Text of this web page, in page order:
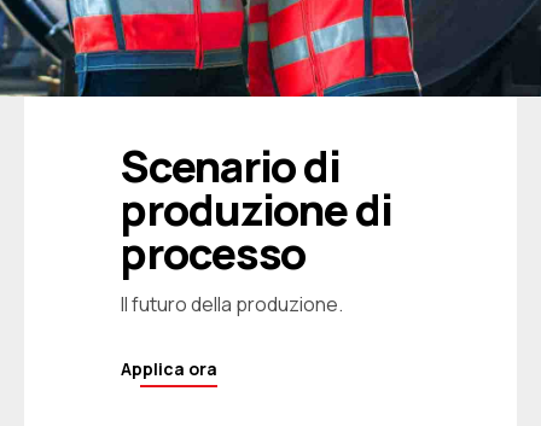
Scenario di
produzione di
processo
Il futuro della produzione.
Applica ora